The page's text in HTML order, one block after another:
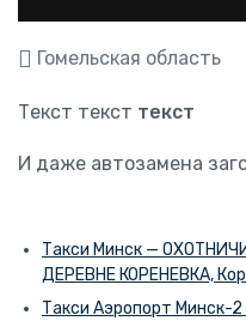
Гомельская область
Текст текст текст
И даже автозамена
Такси Минск —
ДЕРЕВНЕ КОРЕНЕВКА,
Такси Аэропорт